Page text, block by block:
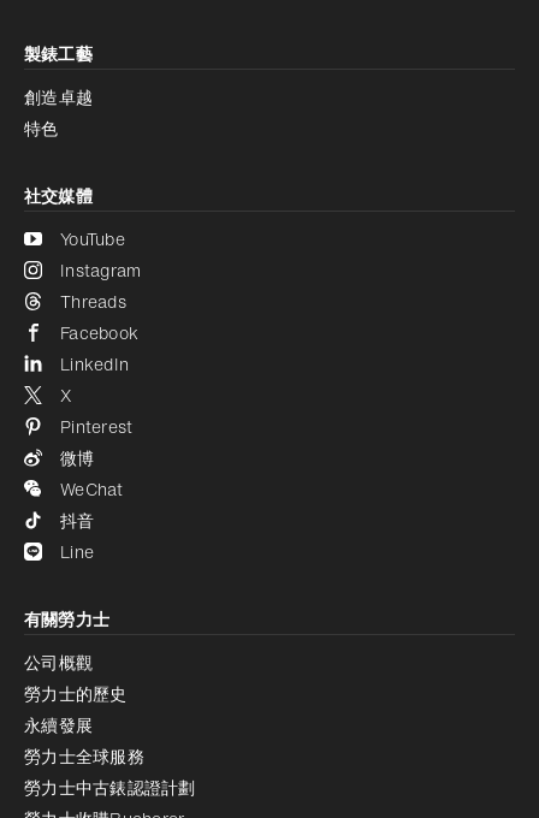
製錶工藝
創造卓越
特色
社交媒體
YouTube
Instagram
Threads
Facebook
LinkedIn
X
Pinterest
微博
WeChat
抖音
Line
有關勞力士
公司概觀
勞力士的歷史
永續發展
勞力士全球服務
勞力士中古錶認證計劃